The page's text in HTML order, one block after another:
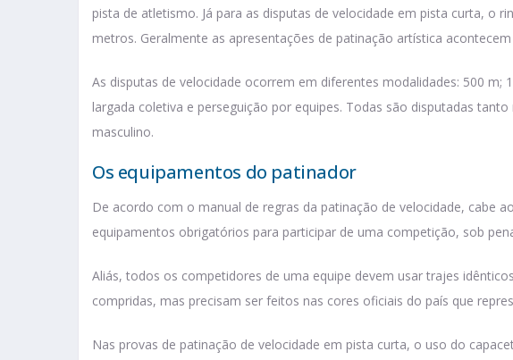
pista de atletismo. Já para as disputas de velocidade em pista curta, o
metros. Geralmente as apresentações de patinação artística
As disputas de velocidade ocorrem em diferentes modalidades: 500 m;
largada coletiva e perseguição por equipes. Todas são disputadas
masculino.
Os equipamentos do patinador
De acordo com o manual de regras da patinação de velocidade, cabe
equipamentos obrigatórios para participar de uma competição, sob
Aliás, todos os competidores de uma equipe devem usar trajes
compridas, mas precisam ser feitos nas cores oficiais do país que
Nas provas de patinação de velocidade em pista curta, o uso do